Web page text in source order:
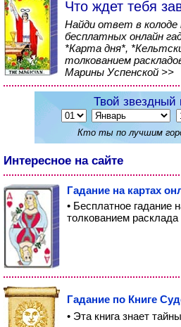
Что ждет тебя
Найди ответ в колоде
бесплатных онлайн
*Карта дня*,
толкованием
Марины Успенской >>
Твой звездный
Кто ты по лучшим
Интересное на сайте
Гадание на картах
• Бесплатное гадание
толкованием
Гадание по Книге
• Эта книга знает